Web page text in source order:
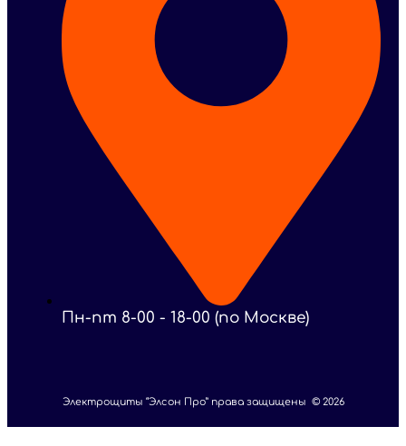
Пн-пт 8-00 - 18-00 (по Москве)
Электрощиты “Элсон Про” права защищены © 2026